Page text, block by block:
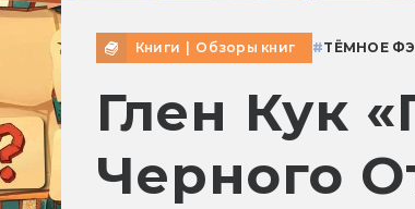
Книги Обзоры книг #ТЁМНОЕ
Глен Кук
Черного